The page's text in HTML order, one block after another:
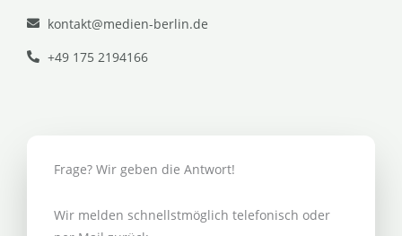
kontakt@medien-berlin.de
+49 175 2194166
Frage? Wir geben die Antwort!
Wir melden schnellstmöglich telefonisch oder